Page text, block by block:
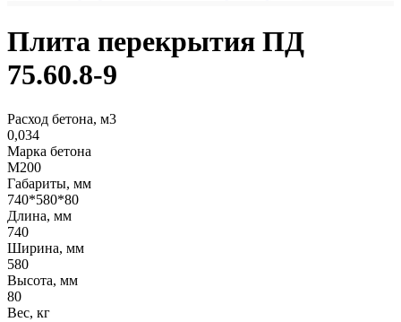
Плита перекрытия ПД
75.60.8-9
Расход бетона, м3
0,034
Марка бетона
М200
Габариты, мм
740*580*80
Длина, мм
740
Ширина, мм
580
Высота, мм
80
Вес, кг